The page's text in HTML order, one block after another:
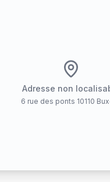
Adresse non
6 rue des ponts 10110